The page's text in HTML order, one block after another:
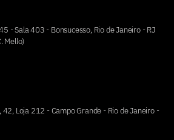
- Sala 403 - Bonsucesso, Rio de Janeiro - RJ
Mello)
42, Loja 212 - Campo Grande - Rio de Janeiro -